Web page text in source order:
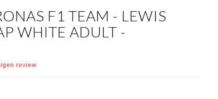
F1 TEAM - LEWIS
WHITE ADULT -
review